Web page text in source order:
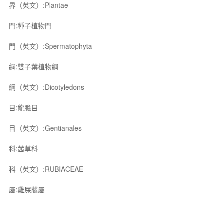
界（英文）:Plantae
門:種子植物門
門（英文）:Spermatophyta
綱:雙子葉植物綱
綱（英文）:Dicotyledons
目:龍膽目
目（英文）:Gentianales
科:茜草科
科（英文）:RUBIACEAE
屬:雞屎藤屬